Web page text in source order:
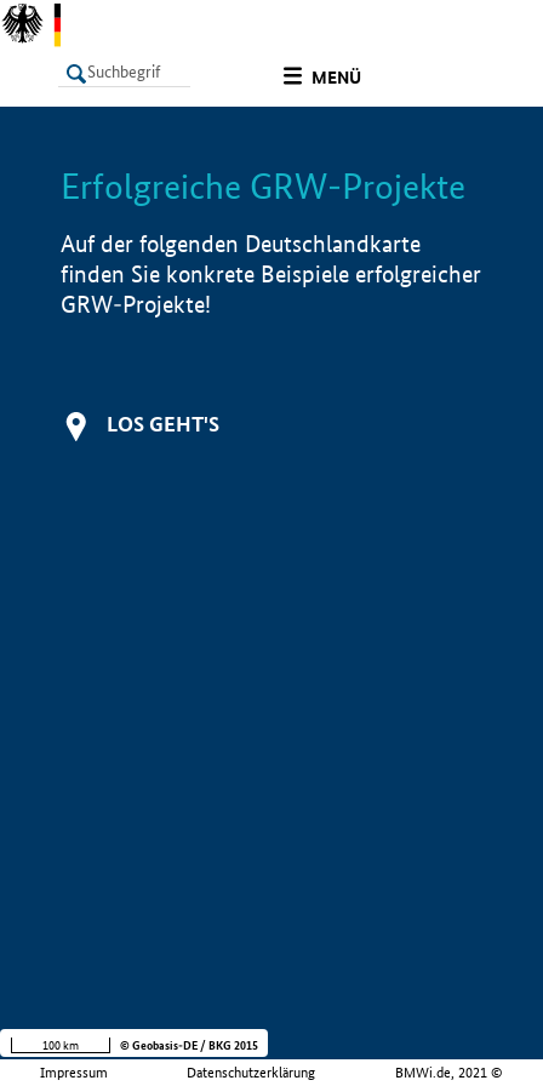
MENÜ
LISTE Info
Erfolgreiche GRW-Projekte
Auf der folgenden Deutschlandkarte
finden Sie konkrete Beispiele erfolgreicher
GRW-Projekte!
LOS GEHT'S
Impressum Datenschutzerklärung BMWi.de, 2021 ©
100 km © Geobasis-DE / BKG 2015